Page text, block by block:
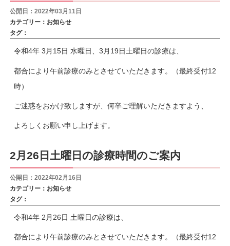
公開日：2022年03月11日
カテゴリー： お知らせ
タグ：
令和4年 3月15日 水曜日、3月19日土曜日の診療は、
都合により午前診療のみとさせていただきます。（最終受付12
時）
ご迷惑をおかけ致しますが、何卒ご理解いただきますよう、
よろしくお願い申し上げます。
2月26日土曜日の診療時間のご案内
公開日：2022年02月16日
カテゴリー： お知らせ
タグ：
令和4年 2月26日 土曜日の診療は、
都合により午前診療のみとさせていただきます。（最終受付12